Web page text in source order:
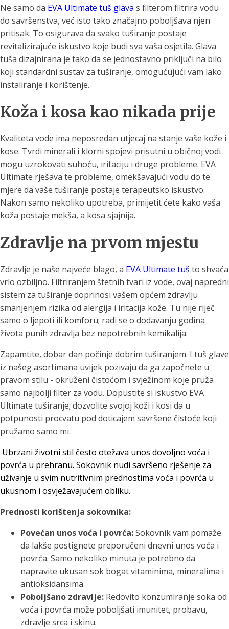
Ne samo da EVA Ultimate tuš glava s filterom filtrira vodu
do savršenstva, već isto tako značajno poboljšava njen
pritisak. To osigurava da svako tuširanje postaje
revitalizirajuće iskustvo koje budi sva vaša osjetila. Glava
tuša dizajnirana je tako da se jednostavno priključi na bilo
koji standardni sustav za tuširanje, omogućujući vam lako
instaliranje i korištenje.
Koža i kosa kao nikada prije
Kvaliteta vode ima neposredan utjecaj na stanje vaše kože i
kose. Tvrdi minerali i klorni spojevi prisutni u običnoj vodi
mogu uzrokovati suhoću, iritaciju i druge probleme. EVA
Ultimate rješava te probleme, omekšavajući vodu do te
mjere da vaše tuširanje postaje terapeutsko iskustvo.
Nakon samo nekoliko upotreba, primijetit ćete kako vaša
koža postaje mekša, a kosa sjajnija.
Zdravlje na prvom mjestu
Zdravlje je naše najveće blago, a EVA Ultimate tuš to shvaća
vrlo ozbiljno. Filtriranjem štetnih tvari iz vode, ovaj napredni
sistem za tuširanje doprinosi vašem općem zdravlju
smanjenjem rizika od alergija i iritacija kože. Tu nije riječ
samo o ljepoti ili komforu; radi se o dodavanju godina
života punih zdravlja bez nepotrebnih kemikalija.
Zapamtite, dobar dan počinje dobrim tuširanjem. I tuš glave
iz našeg asortimana uvijek pozivaju da ga započnete u
pravom stilu - okruženi čistoćom i svježinom koje pruža
samo najbolji filter za vodu. Dopustite si iskustvo EVA
Ultimate tuširanje; dozvolite svojoj koži i kosi da u
potpunosti procvatu pod doticajem savršene čistoće koji
pružamo samo mi.
Ubrzani životni stil često otežava unos dovoljno voća i
povrća u prehranu. Sokovnik nudi savršeno rješenje za
uživanje u svim nutritivnim prednostima voća i povrća u
ukusnom i osvježavajućem obliku.
Prednosti korištenja sokovnika:
Povećan unos voća i povrća:Sokovnik vam pomaže
da lakše postignete preporučeni dnevni unos voća i
povrća. Samo nekoliko minuta je potrebno da
napravite ukusan sok bogat vitaminima, mineralima i
antioksidansima.
Poboljšano zdravlje: Redovito konzumiranje soka od
voća i povrća može poboljšati imunitet, probavu,
zdravlje srca i skinu.